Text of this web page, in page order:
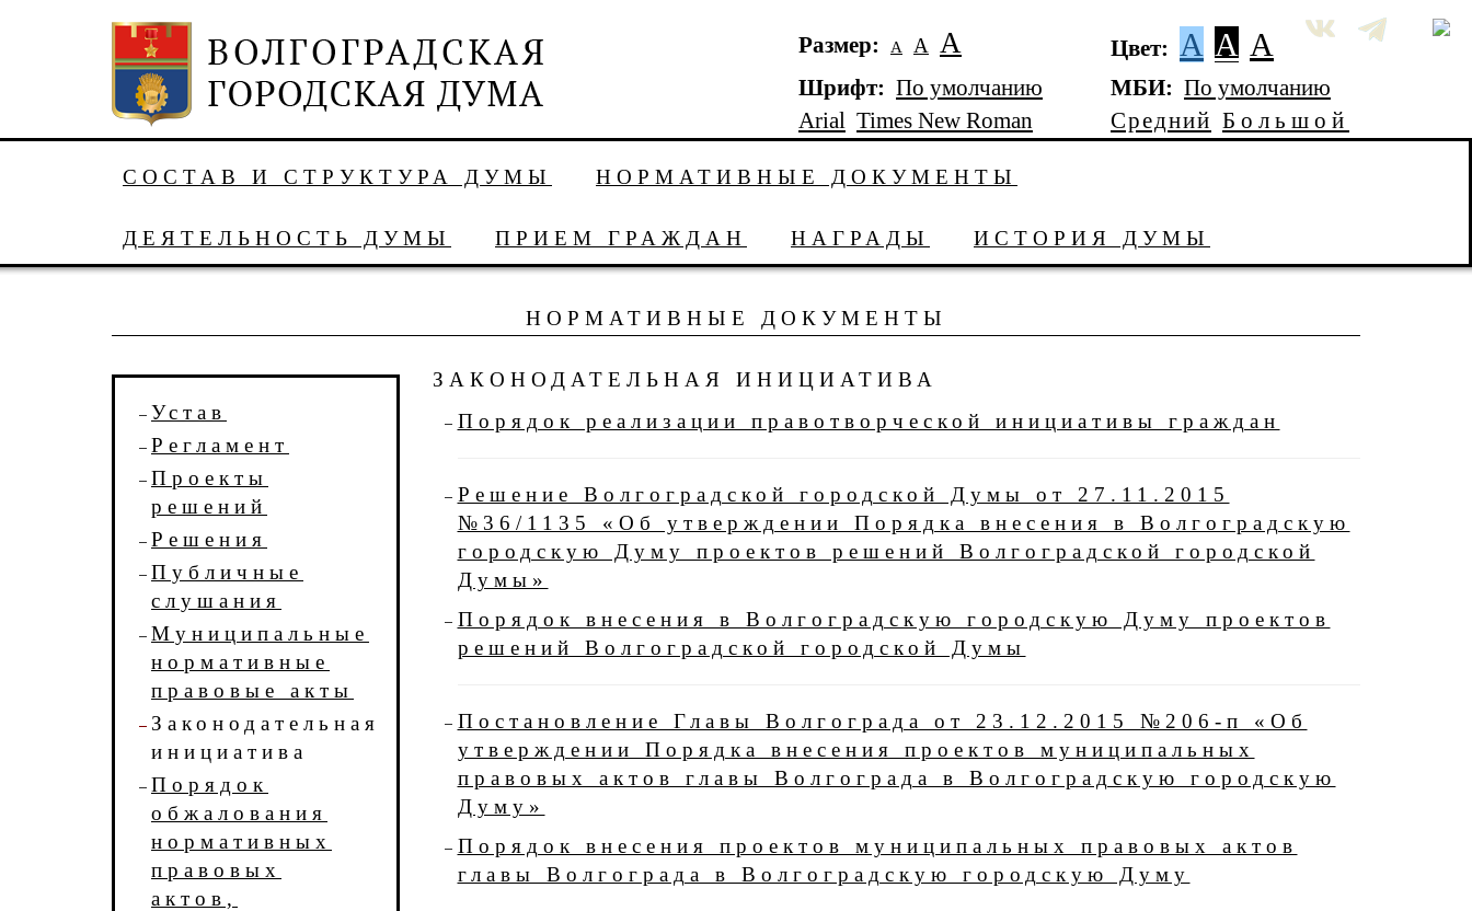
Размер: А А А Цвет: A A A
Шрифт: По умолчанию
Arial Times New Roman
МБИ: По умолчанию
Средний Большой
СОСТАВ И СТРУКТУРА ДУМЫ НОРМАТИВНЫЕ ДОКУМЕНТЫ
ДЕЯТЕЛЬНОСТЬ ДУМЫ ПРИЕМ ГРАЖДАН НАГРАДЫ ИСТОРИЯ ДУМЫ
НОРМАТИВНЫЕ ДОКУМЕНТЫ
Устав
Регламент
Проекты
решений
Решения
Публичные
слушания
Муниципальные
нормативные
правовые акты
Законодательная
инициатива
Порядок
обжалования
нормативных
правовых
актов,
ЗАКОНОДАТЕЛЬНАЯ ИНИЦИАТИВА
Порядок реализации правотворческой инициативы граждан
Решение Волгоградской городской Думы от 27.11.2015
№36/1135 «Об утверждении Порядка внесения в Волгоградскую
городскую Думу проектов решений Волгоградской городской
Думы»
Порядок внесения в Волгоградскую городскую Думу проектов
решений Волгоградской городской Думы
Постановление Главы Волгограда от 23.12.2015 №206-п «Об
утверждении Порядка внесения проектов муниципальных
правовых актов главы Волгограда в Волгоградскую городскую
Думу»
Порядок внесения проектов муниципальных правовых актов
главы Волгограда в Волгоградскую городскую Думу